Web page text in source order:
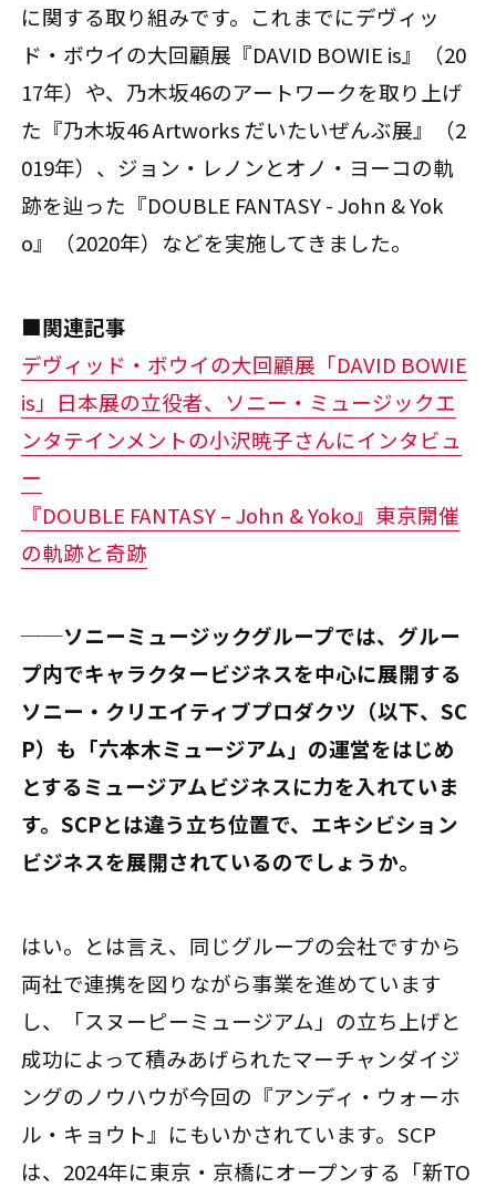
に関する取り組みです。これまでにデヴィッ
ド・ボウイの大回顧展『DAVID BOWIE is』（20
17年）や、乃木坂46のアートワークを取り上げ
た『乃木坂46 Artworks だいたいぜんぶ展』（2
019年）、ジョン・レノンとオノ・ヨーコの軌
跡を辿った『DOUBLE FANTASY - John & Yok
o』（2020年）などを実施してきました。
■関連記事
デヴィッド・ボウイの大回顧展「DAVID BOWIE
is」日本展の立役者、ソニー・ミュージックエ
ンタテインメントの小沢暁子さんにインタビュ
ー
『DOUBLE FANTASY – John & Yoko』東京開催
の軌跡と奇跡
──ソニーミュージックグループでは、グルー
プ内でキャラクタービジネスを中心に展開する
ソニー・クリエイティブプロダクツ（以下、SC
P）も「六本木ミュージアム」の運営をはじめ
とするミュージアムビジネスに力を入れていま
す。SCPとは違う立ち位置で、エキシビション
ビジネスを展開されているのでしょうか。
はい。とは言え、同じグループの会社ですから
両社で連携を図りながら事業を進めています
し、「スヌーピーミュージアム」の立ち上げと
成功によって積みあげられたマーチャンダイジ
ングのノウハウが今回の『アンディ・ウォーホ
ル・キョウト』にもいかされています。SCP
は、2024年に東京・京橋にオープンする「新TO